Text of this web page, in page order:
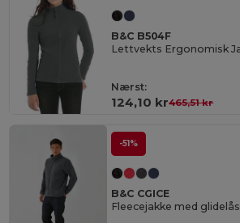
B&C B504F
Nærst:
124,10 kr465,51 kr
-51%
B&C CGICE
Fleecejakke med glidelås